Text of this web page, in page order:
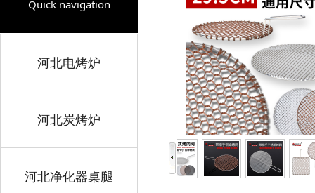
Quick navigation
河北电烤炉
河北炭烤炉
河北净化器桌腿